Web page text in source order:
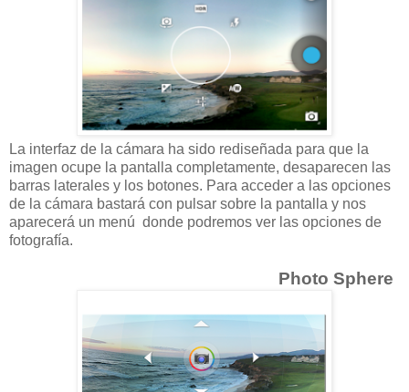
La interfaz de la cámara ha sido rediseñada para que la
imagen ocupe la pantalla completamente, desaparecen las
barras laterales y los botones. Para acceder a las opciones
de la cámara bastará con pulsar sobre la pantalla y nos
aparecerá un menú donde podremos ver las opciones de
fotografía.
Photo Sphere